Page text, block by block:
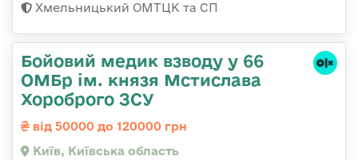
Хмельницький ОМТЦК та СП
Бойовий медик взводу у 66
ОМБр ім. князя Мстислава
Хороброго ЗСУ
від 50000 до 120000 грн
Київ, Київська область